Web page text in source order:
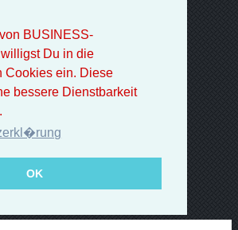
BUSINESS-
Du in die
Cookies ein. Diese
bessere Dienstbarkeit
OK